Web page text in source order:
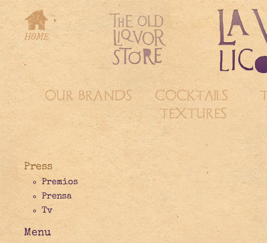
OUR BRANDS
COCKTAILS &
TEXTURES
Press
Premios
Prensa
Tv
Menu